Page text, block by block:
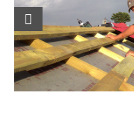
Previous